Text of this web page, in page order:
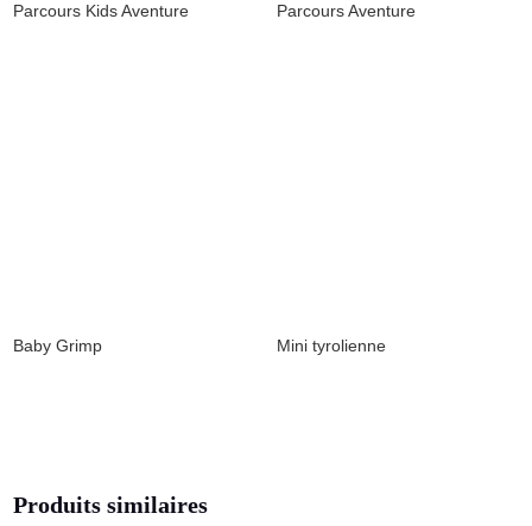
Parcours Kids Aventure Parcours Aventure
Baby Grimp Mini tyrolienne
Produits similaires